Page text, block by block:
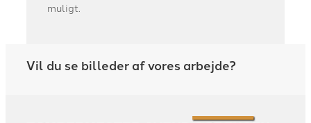
muligt.
Vil du se billeder af vores arbejde?